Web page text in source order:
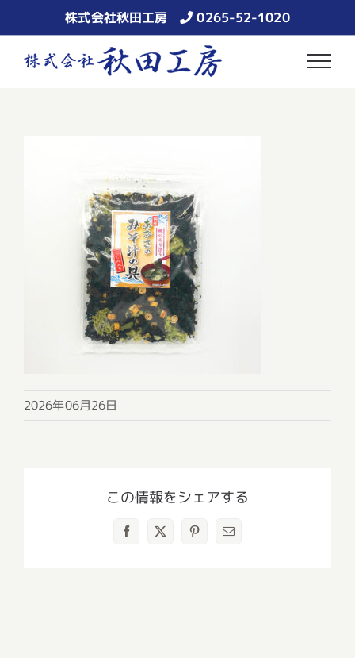
to
content
株式会社秋田工房 0265-52-1020
2026年06月26日
この情報をシェアする
Facebook
X Pinterest
電